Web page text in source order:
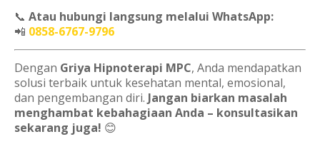
📞 Atau hubungi langsung melalui WhatsApp:
📲 0858-6767-9796
Dengan Griya Hipnoterapi MPC, Anda mendapatkan
solusi terbaik untuk kesehatan mental, emosional,
dan pengembangan diri. Jangan biarkan masalah
menghambat kebahagiaan Anda – konsultasikan
sekarang juga! 😊